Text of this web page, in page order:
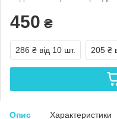
450 ₴
286 ₴ від 10 шт. 205 ₴
Опис Характеристики